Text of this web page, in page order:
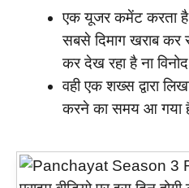
एक यूजर कमेंट करता है
सबसे दिमाग खराब कर
कर देख रहा है ना
वही एक शख्स द्वारा
करने का समय आ गया